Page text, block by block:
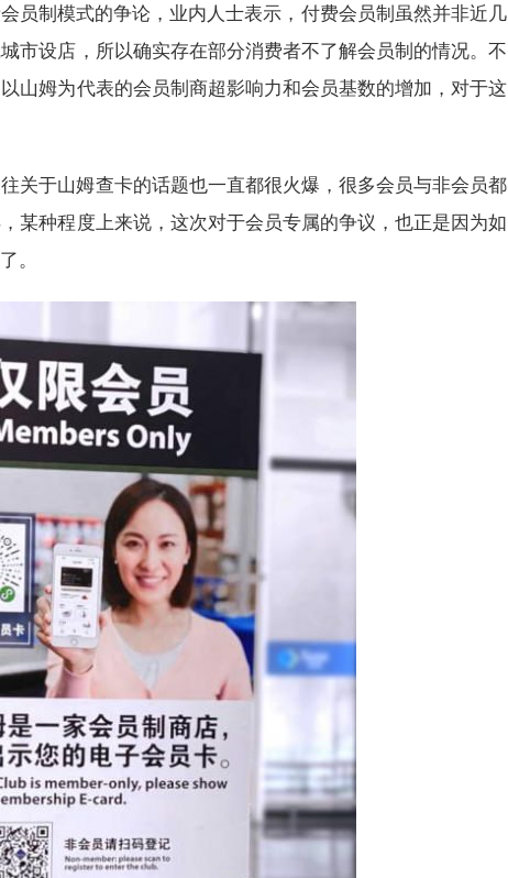
员制模式的争论，业内人士表示，付费会员制虽然并非近几
市设店，所以确实存在部分消费者不了解会员制的情况。不
山姆为代表的会员制商超影响力和会员基数的增加，对于这
关于山姆查卡的话题也一直都很火爆，很多会员与非会员都
某种程度上来说，这次对于会员专属的争议，也正是因为如
。